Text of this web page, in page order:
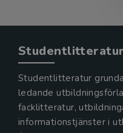
Studentlitteratur
Studentlitteratur
ledande
facklitteratur,
informationstjänster i